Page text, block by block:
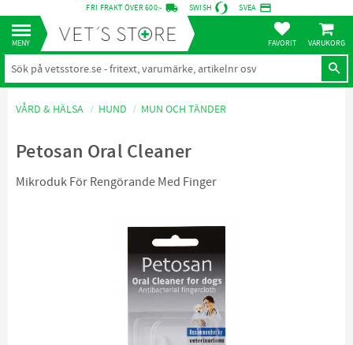
Meny
FRI FRAKT ÖVER 600:- local_shipping SWISH SVEA credit_card
FAVORITER
VÅRD & HÄLSA HUND MUN OCH TÄNDER
Petosan Oral Cleaner
Mikroduk För Rengörande Med Finger